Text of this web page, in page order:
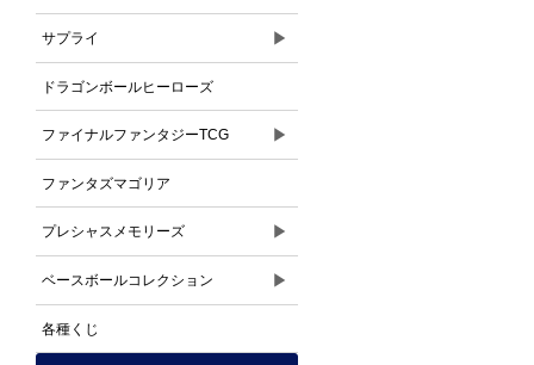
サプライ ▶
ドラゴンボールヒーローズ
ファイナルファンタジーTCG ▶
ファンタズマゴリア
プレシャスメモリーズ ▶
ベースボールコレクション ▶
各種くじ